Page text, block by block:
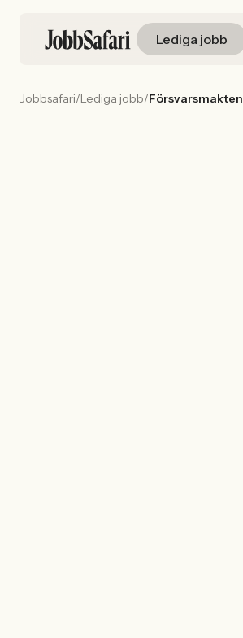
Lediga jobb
Jobbsafari/Lediga jobb/Försvarsmakten